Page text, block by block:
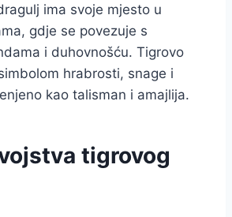
ima svoje mjesto u
gdje se povezuje s
i duhovnošću. Tigrovo
hrabrosti, snage i
kao talisman i amajlija.
tigrovog